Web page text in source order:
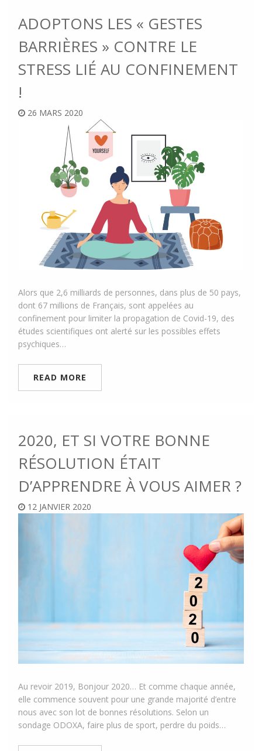
ADOPTONS LES « GESTES
BARRIÈRES » CONTRE LE
STRESS LIÉ AU CONFINEMENT
!
26 MARS 2020
Alors que 2,6 milliards de personnes, dans plus de 50 pays,
dont 67 millions de Français, sont appelées au
confinement pour limiter la propagation de Covid-19, des
études scientifiques ont alerté sur les possibles effets
psychiques…
READ MORE
2020, ET SI VOTRE BONNE
RÉSOLUTION ÉTAIT
D’APPRENDRE À VOUS AIMER ?
12 JANVIER 2020
Au revoir 2019, Bonjour 2020… Et comme chaque année,
elle commence souvent pour une grande majorité d’entre
nous avec son lot de bonnes résolutions. Selon un
sondage ODOXA, faire plus de sport, perdre du poids…